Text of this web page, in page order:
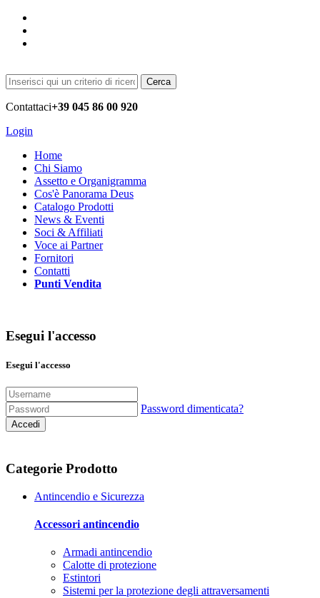
Cerca
Contattaci+39 045 86 00 920
Login
Home
Chi Siamo
Assetto e Organigramma
Cos'è Panorama Deus
Catalogo Prodotti
News & Eventi
Soci & Affiliati
Voce ai Partner
Fornitori
Contatti
Punti Vendita
Esegui l'accesso
Esegui l'accesso
Password dimenticata?
Accedi
Categorie Prodotto
Antincendio e Sicurezza
Accessori antincendio
Armadi antincendio
Calotte di protezione
Estintori
Sistemi per la protezione degli attraversamenti